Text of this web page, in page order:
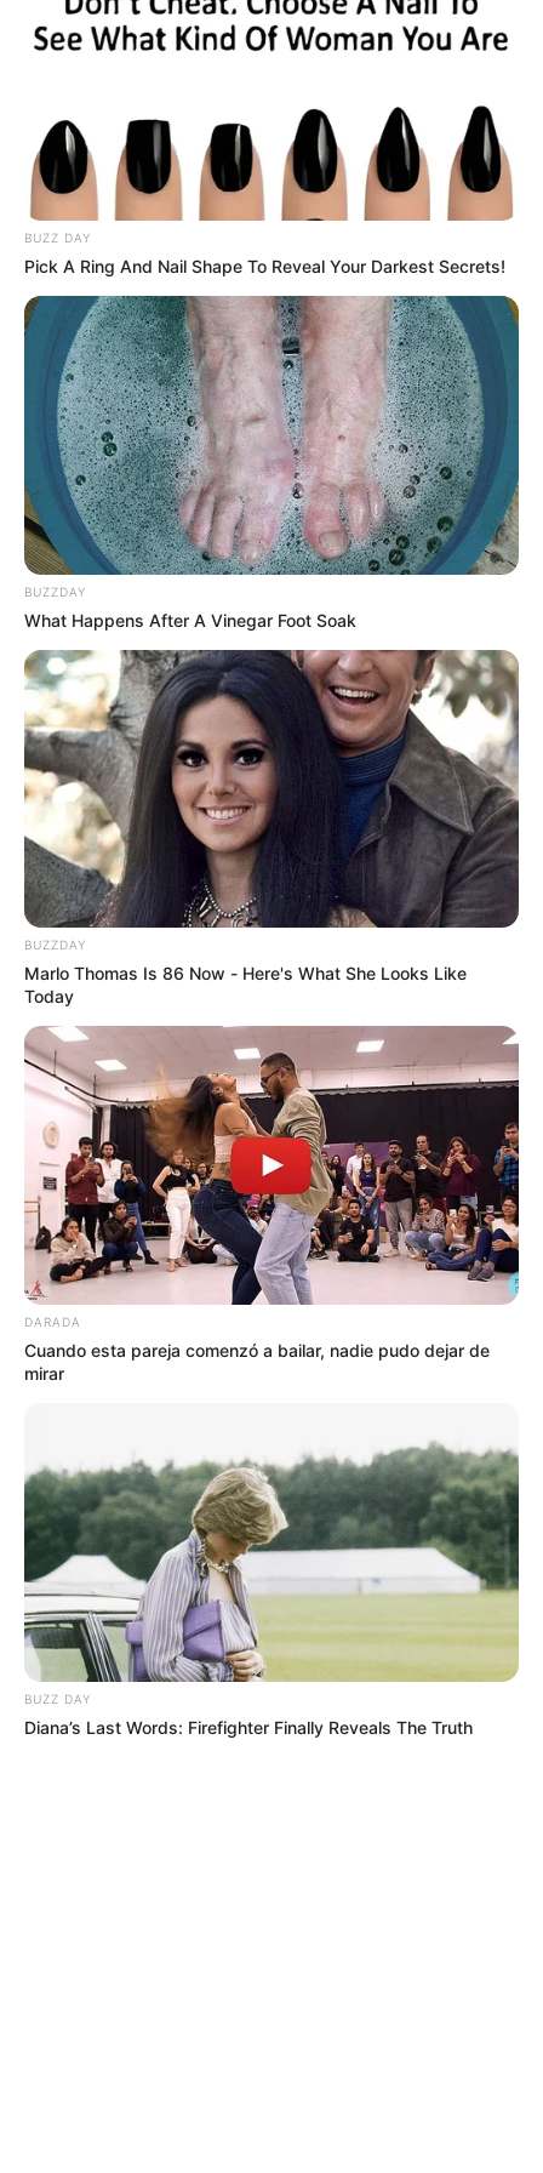
ejecutando operaciones focalizadas en el Atlántico y el
resto del Caribe colombiano, con el propósito de
COMPARTIR
TEMAS RELACIONADOS
COCAÍNA CLAN DEL GOLFO
ATLÁNTICO
NOTICIAS BARRANQUILLA
MANTÉNGASE EN ALERTA
Tenemos todas las noticias que le
favor, active las notificaciones de Alerta.
ACTIVAR AHORA
TEMAS DESTACADOS
POLONUEVO LOS COSTEÑOS
TRANSMETRO
EDUARDO VERANO DE LA ROSA
ALEJANDRO CHAR
SOLEDAD, ATLÁNTICO
LOS PEPES
BUZZ DAY
Pick A Ring And Nail Shape To Reveal Your Darkest Secrets!
BUZZDAY
What Happens After A Vinegar Foot Soak
BUZZDAY
Marlo Thomas Is 86 Now - Here's What She Looks Like
Today
DARADA
Cuando esta pareja comenzó a bailar, nadie pudo dejar de
mirar
BUZZ DAY
Diana’s Last Words: Firefighter Finally Reveals The Truth